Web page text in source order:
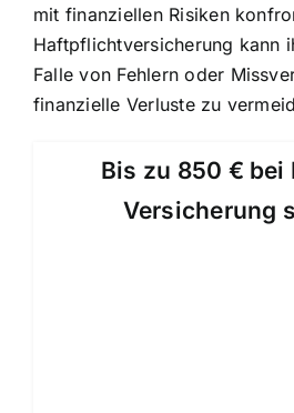
mit finanziellen Risiken
Haftpflichtversicherung kann
Falle von Fehlern oder
finanzielle Verluste zu
Bis zu 850 € bei
Versicherung